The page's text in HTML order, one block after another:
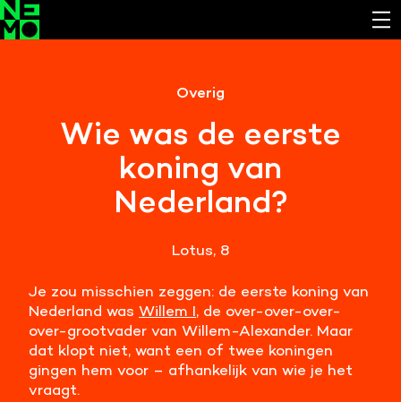
Overig
Wie was de eerste
koning van
Nederland?
Lotus, 8
Je zou misschien zeggen: de eerste koning van
Nederland was Willem I, de over-over-over-
over-grootvader van Willem-Alexander. Maar
dat klopt niet, want een of twee koningen
gingen hem voor – afhankelijk van wie je het
vraagt.
Noodzakelijk om de website laten werken.
Cookies van derde partijen
Noodzakelijk om content van externe bronnen te
Analyseert het websitegebruik en helpt de website
Marketing cookies
Verzamelt informatie over de klantreis.
Deze website maakt gebruik van cookies. Pas hier
je voorkeuren aan.